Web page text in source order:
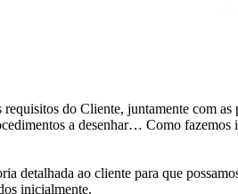
do Cliente, juntamente com
a desenhar… Como
detalhada ao cliente para que
inicialmente.